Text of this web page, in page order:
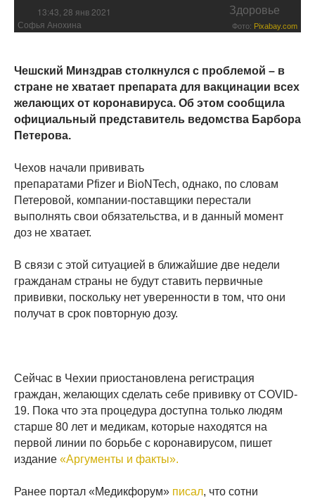
13:43, 28 янв 2021 Здоровье
Софья Анохина Фото: Pixabay.com
Чешский Минздрав столкнулся с проблемой – в
стране не хватает препарата для вакцинации всех
желающих от коронавируса. Об этом сообщила
официальный представитель ведомства Барбора
Петерова.
Чехов начали прививать
препаратами Pfizer и BioNTech, однако, по словам
Петеровой, компании-поставщики перестали
выполнять свои обязательства, и в данный момент
доз не хватает.
В связи с этой ситуацией в ближайшие две недели
гражданам страны не будут ставить первичные
прививки, поскольку нет уверенности в том, что они
получат в срок повторную дозу.
Сейчас в Чехии приостановлена регистрация
граждан, желающих сделать себе прививку от COVID-
19. Пока что эта процедура доступна только людям
старше 80 лет и медикам, которые находятся на
первой линии по борьбе с коронавирусом, пишет
издание «Аргументы и факты».
Ранее портал «Медикфорум» писал, что сотни